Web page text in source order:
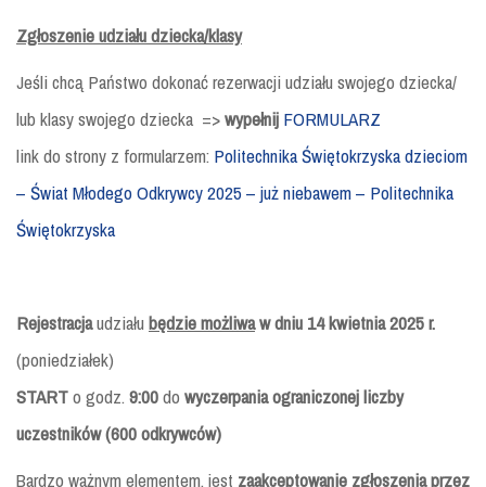
Zgłoszenie udziału dziecka/klasy
Jeśli chcą Państwo dokonać rezerwacji udziału swojego dziecka/
lub klasy swojego dziecka =>wypełnij FORMULARZ
link do strony z formularzem: Politechnika Świętokrzyska dzieciom
– Świat Młodego Odkrywcy 2025 – już niebawem – Politechnika
Świętokrzyska
Rejestracjaudziału będzie możliwaw dniu 14 kwietnia 2025 r.
(poniedziałek)
STARTo godz. 9:00do wyczerpania ograniczonej liczby
uczestników (600odkrywców)
Bardzo ważnym elementem, jest zaakceptowanie zgłoszeniaprzez